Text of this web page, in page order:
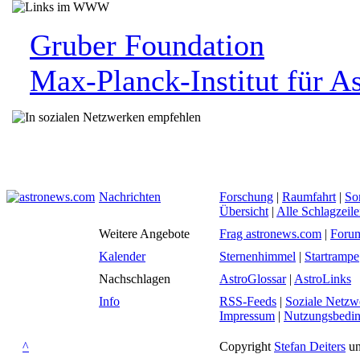
Gruber Foundation
Max-Planck-Institut für
Nachrichten Forschung | Raumfahrt |
Übersicht | Alle
Weitere Angebote
Frag astronews.com |
Kalender
Sternenhimmel | Startrampe
Nachschlagen
AstroGlossar| AstroLinks
Info
RSS-Feeds | Soziale
Impressum |
^ Copyright Stefan Deiters